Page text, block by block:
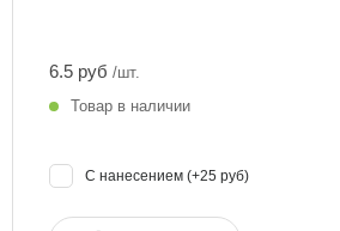
6.5 руб /шт.
Товар в наличии
С нанесением (+25 руб)